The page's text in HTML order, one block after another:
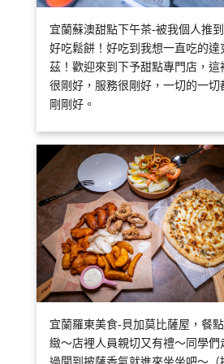
宜蘭蘇澳甜點下午茶-被我個人推
好吃鬆餅！好吃到我想一直吃的達
茲！歡迎來到下予甜點專門店，這
很剛好，服務很剛好，一切的一切
剛剛好。
宜蘭羅東美食-貝加莫比薩屋，餐
緻～店裡人員親切又有禮～同學們